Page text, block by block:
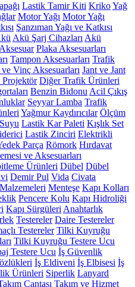
Lastik Tamir Kiti KrikoYağ
Motor Yağı Motor Yağı
Şanzıman Yağı ve Katkısı
Akü Şarj Cihazları Akü
Plaka Aksesuarları
Tampon Aksesuarları Trafik
Vinç Aksesuarları Jant ve Jant
Projektör Diğer Trafik Ürünleri
Benzin Bidonu Acil Çıkış
Seyyar Lamba Trafik
Yağmur Kaydırıcılar Ölçüm
Lastik Kar Paleti Kışlık Set
Lastik Zinciri Elektrikli
Parça Römork Hırdavat
ve Aksesuarları
Ürünleri Dübel Dübel
Demir Pul Vida Civata
Menteşe Kapı Kolları
Pencere Kolu Kapı Hidroliği
Kapı Sürgüleri Anahtarlık
Testereler Daire Testereler
Testereler Tilki Kuyruğu
Tilki Kuyruğu Testere Ucu
Testere Ucu İş Güvenlik
İş Eldiveni İş Elbisesi İş
Ürünleri Siperlik Lanyard
Çantası Takım ve Hizmet